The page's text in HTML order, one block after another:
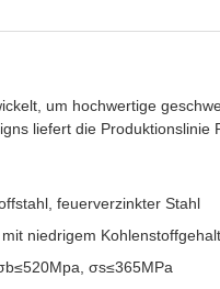
um hochwertige
liefert die
feuerverzinkter Stahl
niedrigem
σs≤365MPa